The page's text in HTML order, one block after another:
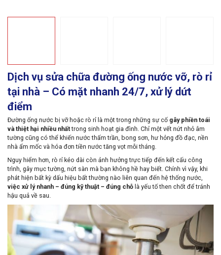
Dịch vụ sửa chữa đường ống nước vỡ, rò rỉ
tại nhà – Có mặt nhanh 24/7, xử lý dứt
điểm
Đường ống nước bị vỡ hoặc rò rỉ là một trong những sự cố gây phiền toái
và thiệt hại nhiều nhấttrong sinh hoạt gia đình. Chỉ một vết nứt nhỏ âm
tường cũng có thể khiến nước thấm trần, bong sơn, hư hỏng đồ đạc, nền
nhà ẩm mốc và hóa đơn tiền nước tăng vọt mỗi tháng.
Nguy hiểm hơn, rò rỉ kéo dài còn ảnh hưởng trực tiếp đến kết cấu công
trình, gây mục tường, nứt sàn mà bạn không hề hay biết. Chính vì vậy, khi
phát hiện bất kỳ dấu hiệu bất thường nào liên quan đến hệ thống nước,
việc xử lý nhanh – đúng kỹ thuật – đúng chỗ là yếu tố then chốt để tránh
hậu quả về sau.